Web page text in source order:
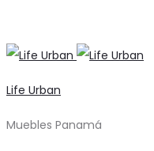
Life Urban
Muebles Panamá